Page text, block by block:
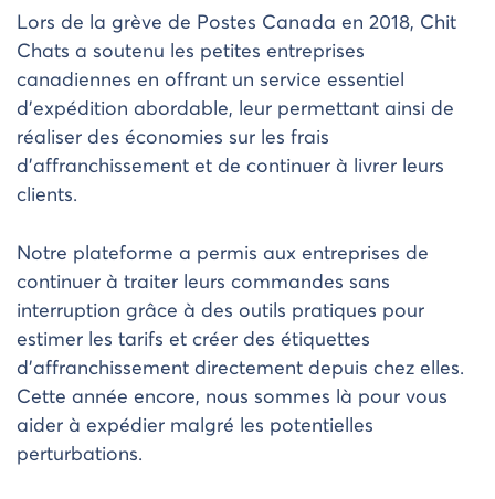
Lors de la grève de Postes Canada en 2018, Chit
Chats a soutenu les petites entreprises
canadiennes en offrant un service essentiel
d’expédition abordable, leur permettant ainsi de
réaliser des économies sur les frais
d’affranchissement et de continuer à livrer leurs
clients.
Notre plateforme a permis aux entreprises de
continuer à traiter leurs commandes sans
interruption grâce à des outils pratiques pour
estimer les tarifs et créer des étiquettes
d’affranchissement directement depuis chez elles.
Cette année encore, nous sommes là pour vous
aider à expédier malgré les potentielles
perturbations.